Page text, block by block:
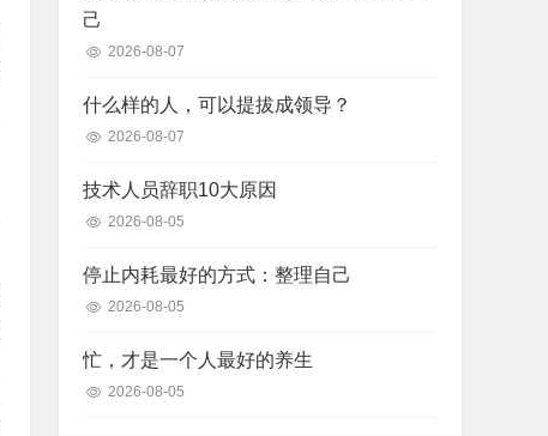
己
2026-08-07
什么样的人，可以提拔成领导？
2026-08-07
技术人员辞职10大原因
2026-08-05
停止内耗最好的方式：整理自己
2026-08-05
忙，才是一个人最好的养生
2026-08-05